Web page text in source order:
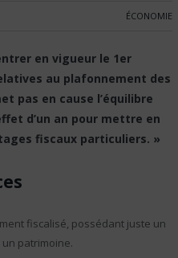
ÉCONOMIE
en vigueur le 1er
au plafonnement des
pas en cause l’équilibre
d’un an pour mettre en
fiscaux particuliers. »
fiscalisé, possédant juste un
patrimoine.